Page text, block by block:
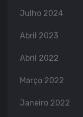
Julho 2024
Abril 2023
Abril 2022
Março 2022
Janeiro 2022